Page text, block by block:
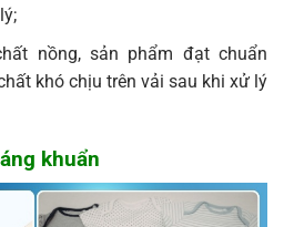
nồng, sản phẩm đạt chuẩn
khó chịu trên vải sau khi xử lý
khuẩn